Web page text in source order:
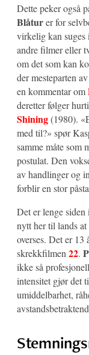
Dette peker også
Blåturer for
virkelig kan suges
andre filmer eller
om det som kan
der mesteparten
en kommentar om
deretter følger
Shining(1980).
med til?» spør
samme måte som
postulat. Den
av handlinger og
forblir en stor
Det er lenge
nytt her til lands
overses. Det er
skrekkfilmen 22.
ikke så
intensitet gjør det
umiddelbarhet,